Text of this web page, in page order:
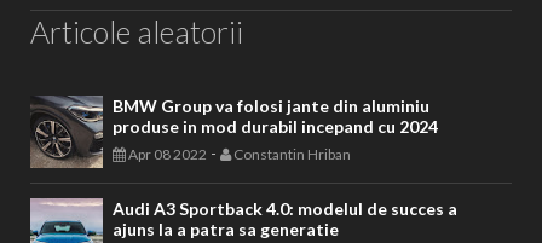
Articole aleatorii
BMW Group va folosi jante din aluminiu
produse in mod durabil incepand cu 2024
Apr 08 2022 - Constantin Hriban
Audi A3 Sportback 4.0: modelul de succes a
ajuns la a patra sa generatie